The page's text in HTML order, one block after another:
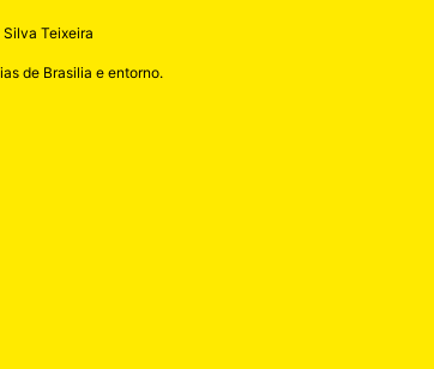
Teixeira
de Brasilia e entorno.